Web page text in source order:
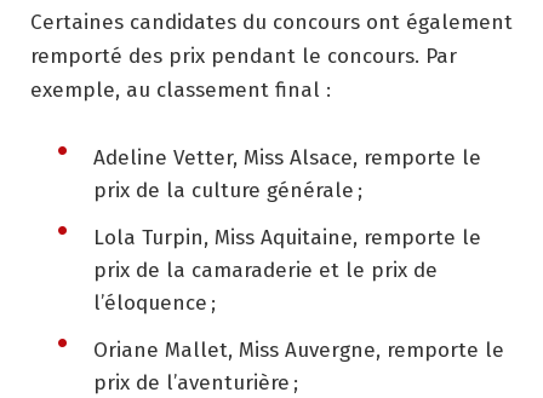
Certaines candidates du concours ont également
remporté des prix pendant le concours. Par
exemple, au classement final :
Adeline Vetter, Miss Alsace, remporte le
prix de la culture générale ;
Lola Turpin, Miss Aquitaine, remporte le
prix de la camaraderie et le prix de
l’éloquence ;
Oriane Mallet, Miss Auvergne, remporte le
prix de l’aventurière ;